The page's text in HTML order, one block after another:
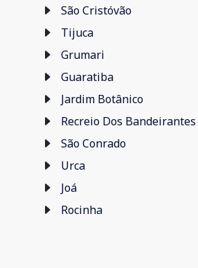
São Cristóvão
Tijuca
Grumari
Guaratiba
Jardim Botânico
Recreio Dos Bandeirantes
São Conrado
Urca
Joá
Rocinha